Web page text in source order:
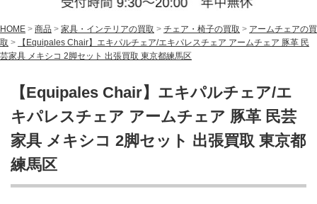
HOME > 商品 > 家具・インテリアの買取 > チェア・椅子の買取 > アームチェアの買
取 >
【Equipales Chair】エキパルチェア/エキパレスチェア アームチェア 豚革 民
芸家具 メキシコ 2脚セット 出張買取 東京都練馬区
【Equipales Chair】エキパルチェア/エ
キパレスチェア アームチェア 豚革 民芸
家具 メキシコ 2脚セット 出張買取 東京都
練馬区